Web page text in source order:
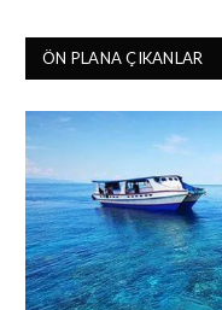
ÖN PLANA ÇIKANLAR